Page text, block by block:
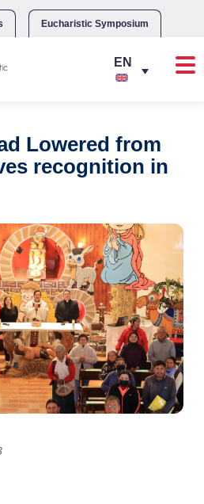
Eucharistic Symposium
Lowered from
recognition in